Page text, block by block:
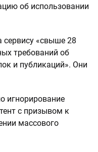
об использовании
сервису «свыше 28
требований об
и публикаций». Они
игнорирование
с призывом к
массового